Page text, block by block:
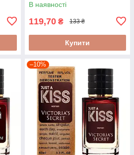
В наявності
119,70 ₴ 133 ₴
Купити
–10%